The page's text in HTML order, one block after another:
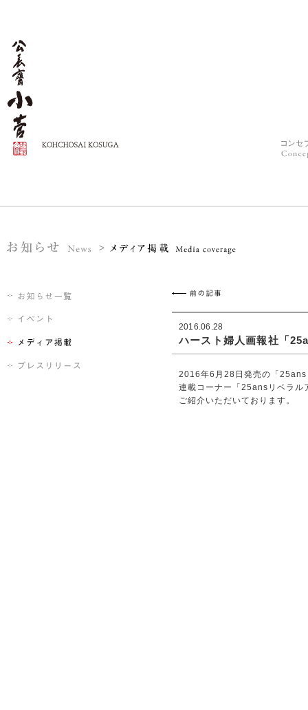
2016.06.28
ハースト婦人画報社「
2016年6月28日発売の「25ans
連載コーナー「25ansリベラル
ご紹介いただいております。